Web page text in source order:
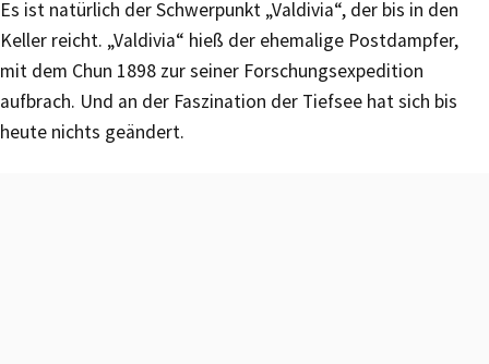
Es ist natürlich der Schwerpunkt „Valdivia“, der bis in den
Keller reicht. „Valdivia“ hieß der ehemalige Postdampfer,
mit dem Chun 1898 zur seiner Forschungsexpedition
aufbrach. Und an der Faszination der Tiefsee hat sich bis
heute nichts geändert.